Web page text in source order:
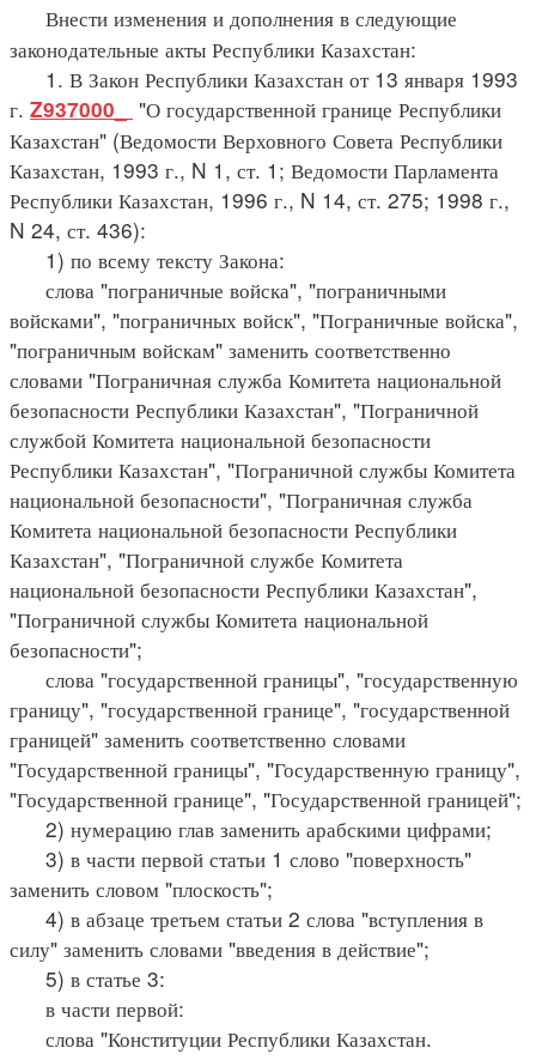
Внести изменения и дополнения в следующие
законодательные акты Республики Казахстан:
1. В Закон Республики Казахстан от 13 января 1993
г. Z937000_
"О государственной границе Республики
Казахстан" (Ведомости Верховного Совета Республики
Казахстан, 1993 г., N 1, ст. 1; Ведомости Парламента
Республики Казахстан, 1996 г., N 14, ст. 275; 1998 г.,
N 24, ст. 436):
1) по всему тексту Закона:
слова "пограничные войска", "пограничными
войсками", "пограничных войск", "Пограничные войска",
"пограничным войскам" заменить соответственно
словами "Пограничная служба Комитета национальной
безопасности Республики Казахстан", "Пограничной
службой Комитета национальной безопасности
Республики Казахстан", "Пограничной службы Комитета
национальной безопасности", "Пограничная служба
Комитета национальной безопасности Республики
Казахстан", "Пограничной службе Комитета
национальной безопасности Республики Казахстан",
"Пограничной службы Комитета национальной
безопасности";
слова "государственной границы", "государственную
границу", "государственной границе", "государственной
границей" заменить соответственно словами
"Государственной границы", "Государственную границу",
"Государственной границе", "Государственной границей";
2) нумерацию глав заменить арабскими цифрами;
3) в части первой статьи 1 слово "поверхность"
заменить словом "плоскость";
4) в абзаце третьем статьи 2 слова "вступления в
силу" заменить словами "введения в действие";
5) в статье 3:
в части первой:
слова "Конституции Республики Казахстан.